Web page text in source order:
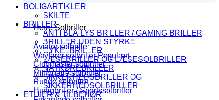
Herre Solbriller
Aviator solbriller
Wayfarer solbriller
Clubmaster solbriller
Millionaire solbriller
Runde solbriller
Hurtigbriller / Sportssolbriller
BOLIGARTIKLER
SKILTE
BRILLER
ANTI BLÅ LYS BRILLER / GAMING BRILLER
BRILLER UDEN STYRKE
CYKELBRILLER
LÆSEBRILLER OG LÆSESOLBRILLER
NATKØREBRILLER
SIKKERHEDSBRILLER OG
SIKKERHEDSOLBRILLER
ETUIER & TILBEHØR